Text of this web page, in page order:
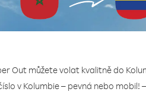
Out můžete volat kvalitně do
v Kolumbie – pevná nebo mobil!